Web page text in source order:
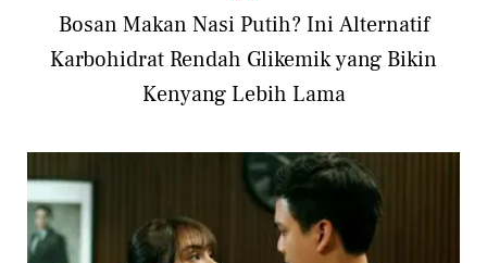
Bosan Makan Nasi Putih? Ini Alternatif
Karbohidrat Rendah Glikemik yang Bikin
Kenyang Lebih Lama